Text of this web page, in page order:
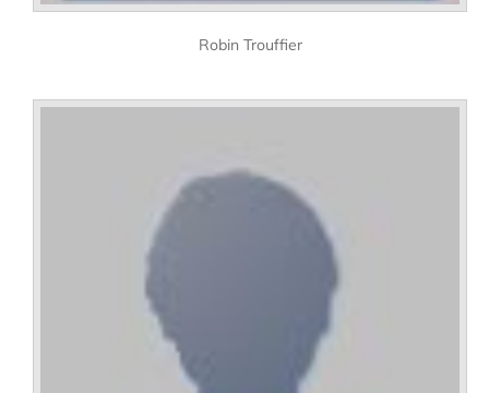
Robin Trouffier